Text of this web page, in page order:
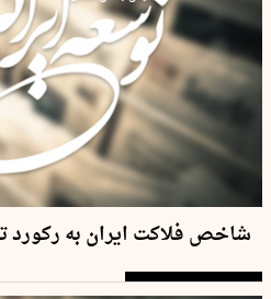
شاخص فلاکت ایران به رکورد تاریخی ۹۷.۷